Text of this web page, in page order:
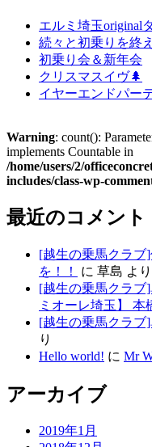
エルミ埼玉original
続々と初乗りを終
初乗り会＆新年会
クリスマスイヴ🌲
イヤーエンドパー
Warning: count():
implements Countable in
/home/users/2/
includes/class-wp-
最近のコメント
[越生の乗馬クラブ
を！！
に 草島 より
[越生の乗馬クラブ
ミオーレ埼玉】 本
[越生の乗馬クラブ
り
Hello world! に Mr
アーカイブ
2019年1月